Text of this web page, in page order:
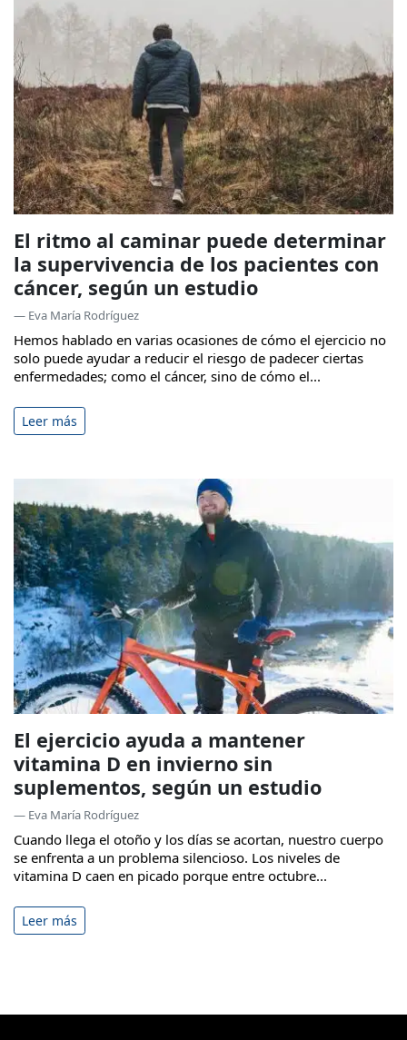
El ritmo al caminar puede determinar
la supervivencia de los pacientes con
cáncer, según un estudio
— Eva María Rodríguez
Hemos hablado en varias ocasiones de cómo el ejercicio no
solo puede ayudar a reducir el riesgo de padecer ciertas
enfermedades; como el cáncer, sino de cómo el...
Leer más
El ejercicio ayuda a mantener
vitamina D en invierno sin
suplementos, según un estudio
— Eva María Rodríguez
Cuando llega el otoño y los días se acortan, nuestro cuerpo
se enfrenta a un problema silencioso. Los niveles de
vitamina D caen en picado porque entre octubre...
Leer más